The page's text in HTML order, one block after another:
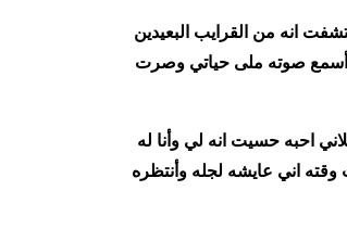
الايام أكتشفت انه من القرايب البعيدين
صوته ملى حياتي وصرت
احبه حسيت انه لي وأنا له
اني عايشه لجله وأنتظره